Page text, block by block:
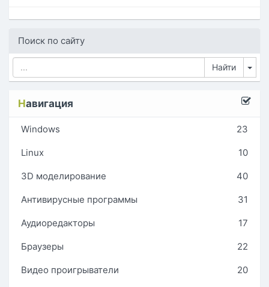
Поиск по сайту
Навигация
Windows 23
Linux 10
3D моделирование 40
Антивирусные программы 31
Аудиоредакторы 17
Браузеры 22
Видео проигрыватели 20